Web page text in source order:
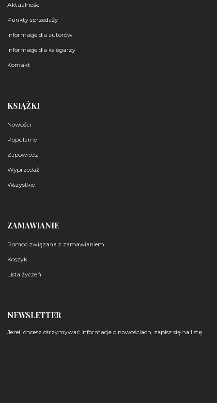
Aktualności
Punkty sprzedaży
Informacje dla autorów
Informacje dla księgarzy
Kontakt
KSIĄŻKI
Nowości
Popularne
Zapowiedzi
Wyprzedaż
Wszystkie
ZAMAWIANIE
Pomoc związana z zamawianiem
Koszyk
Lista życzeń
NEWSLETTER
Jeżeli chcesz otrzymywać informacje o nowościach, zapisz się na listę